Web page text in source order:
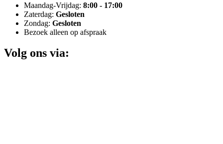
Maandag-Vrijdag: 8:00 - 17:00
Zaterdag: Gesloten
Zondag: Gesloten
Bezoek alleen op afspraak
Volg ons via: